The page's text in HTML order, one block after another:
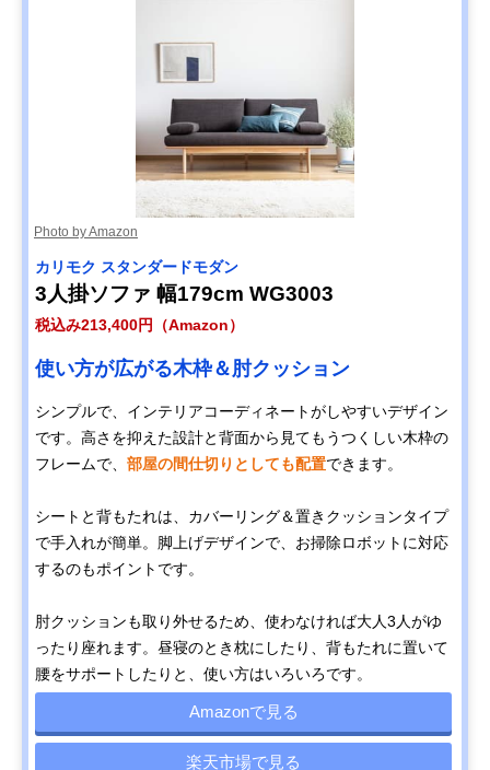
Photo by Amazon
カリモク スタンダードモダン
3人掛ソファ 幅179cm WG3003
税込み213,400円（Amazon）
使い方が広がる木枠＆肘クッション
シンプルで、インテリアコーディネートがしやすいデザイン
です。高さを抑えた設計と背面から見てもうつくしい木枠の
フレームで、 部屋の間仕切りとしても配置できます。
シートと背もたれは、カバーリング＆置きクッションタイプ
で手入れが簡単。脚上げデザインで、お掃除ロボットに対応
するのもポイントです。
肘クッションも取り外せるため、使わなければ大人3人がゆ
ったり座れます。昼寝のとき枕にしたり、背もたれに置いて
腰をサポートしたりと、使い方はいろいろです。
Amazonで見る
楽天市場で見る